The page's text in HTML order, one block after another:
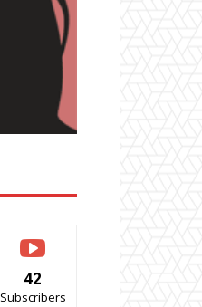
42
Subscribers